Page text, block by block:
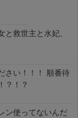
と救世主と水妃、
さい！！！ 順番待
？！？
ン使ってないんだ